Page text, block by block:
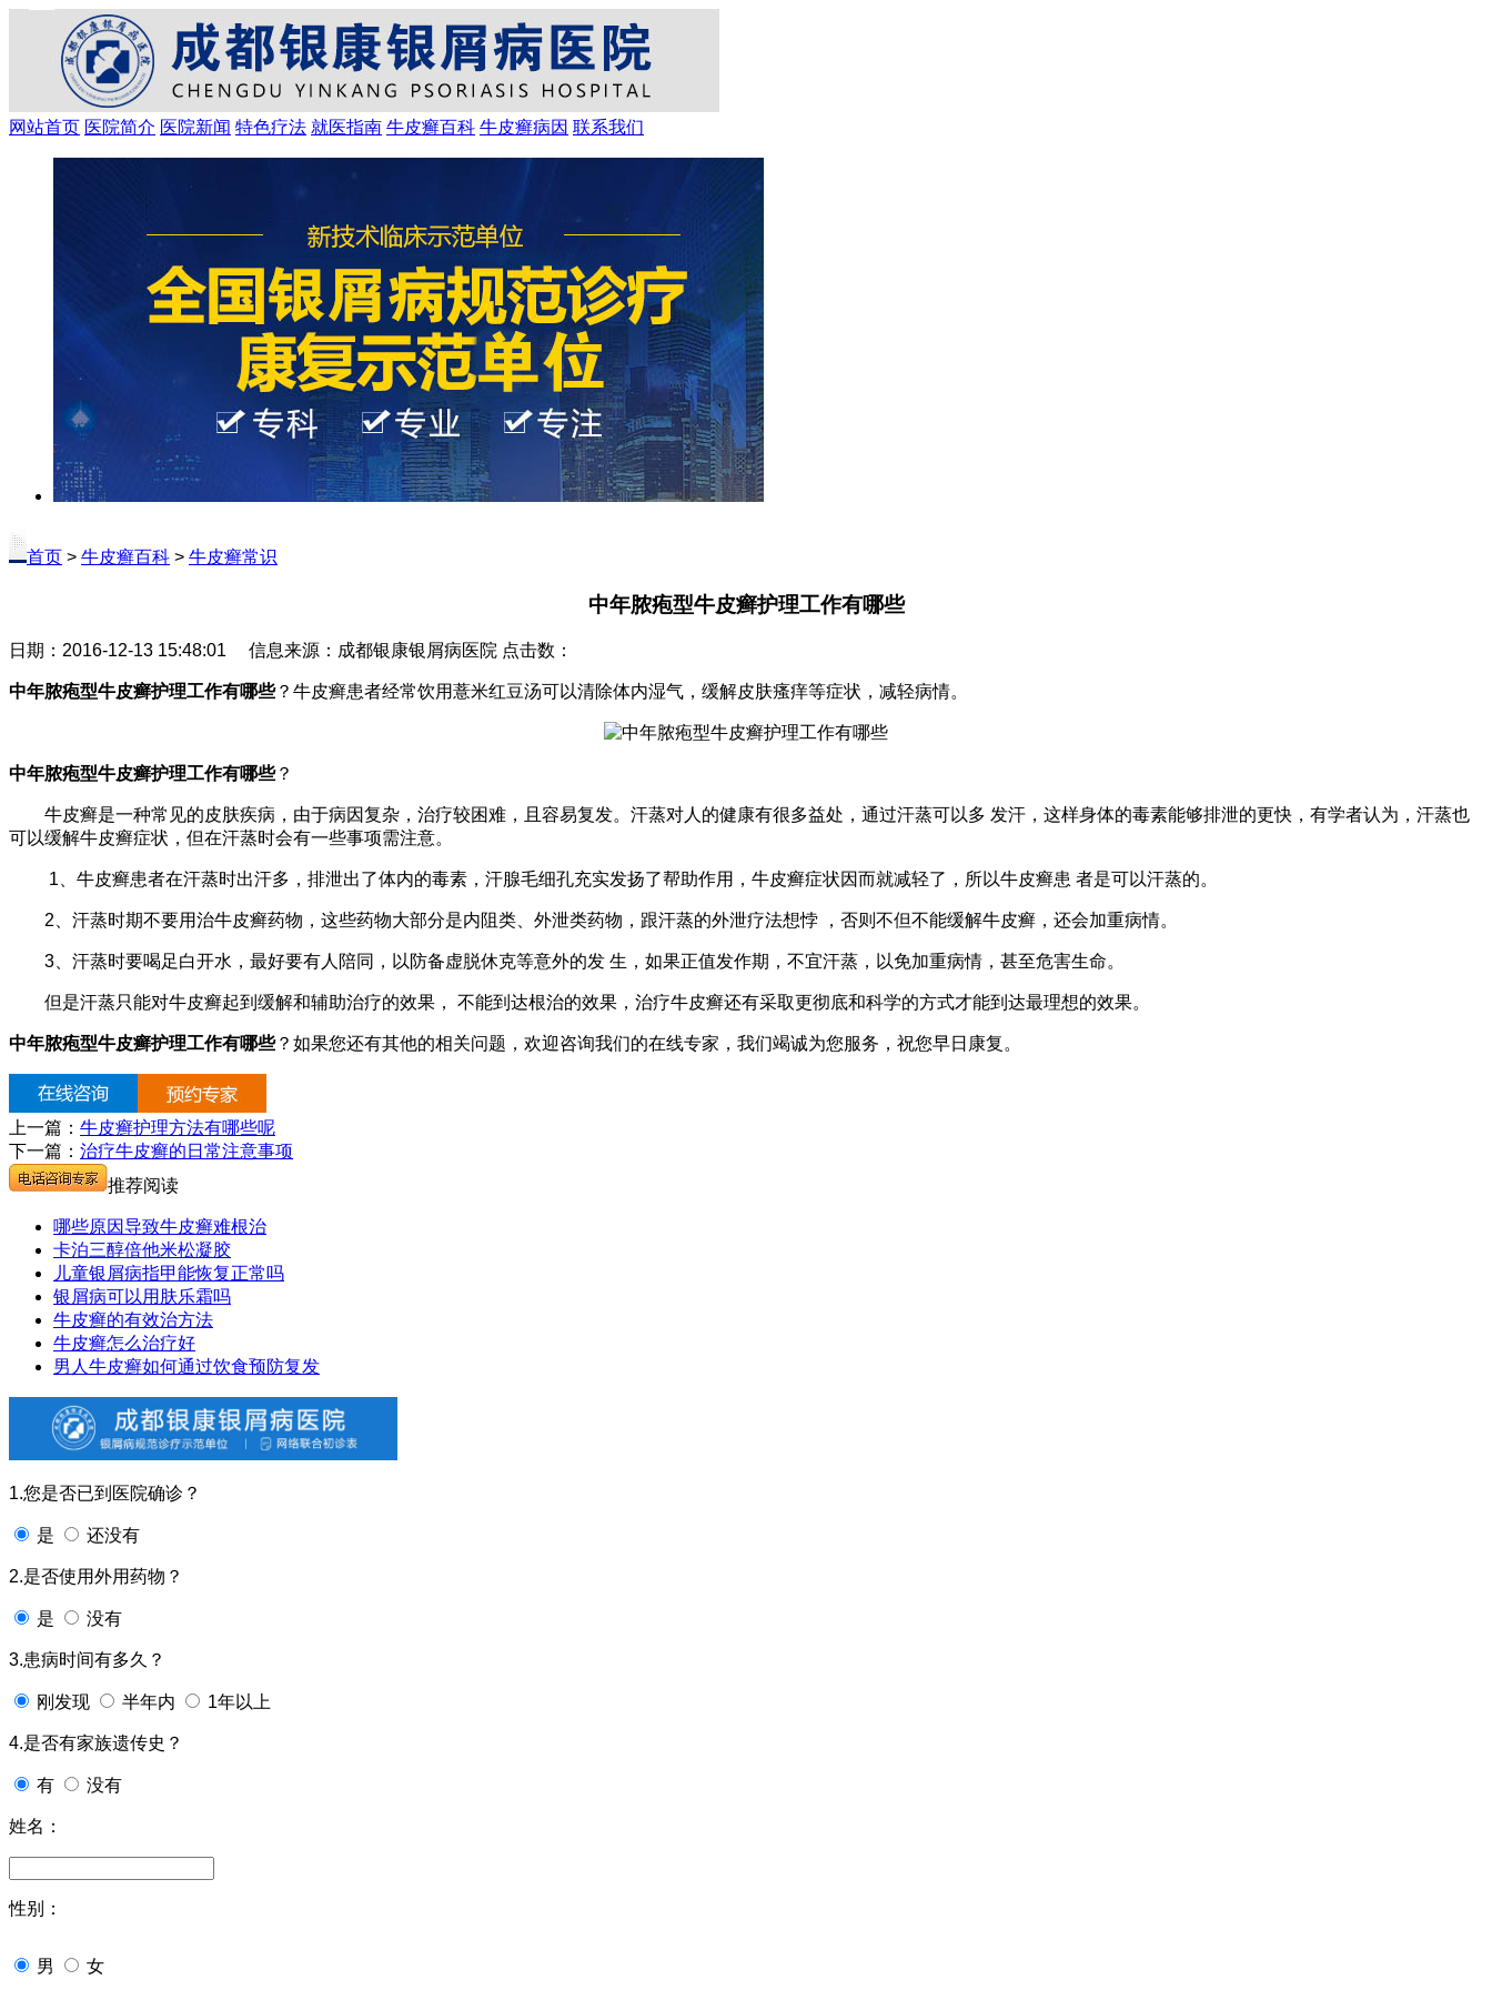
网站首页 医院简介 医院新闻 特色疗法 就医指南 牛皮癣百科 牛皮癣病因 联系我们
首页 > 牛皮癣百科 > 牛皮癣常识
中年脓疱型牛皮癣护理工作有哪些
日期：2016-12-13 15:48:01 信息来源：成都银康银屑病医院 点击数：
中年脓疱型牛皮癣护理工作有哪些？牛皮癣患者经常饮用薏米红豆汤可以清除体内湿气，缓解皮肤瘙痒等症状，减轻病情。
中年脓疱型牛皮癣护理工作有哪些？
牛皮癣是一种常见的皮肤疾病，由于病因复杂，治疗较困难，且容易复发。汗蒸对人的健康有很多益处，通过汗蒸可以多 发汗，这样身体的毒素能够排泄的更快，有学者认为，汗蒸也
可以缓解牛皮癣症状，但在汗蒸时会有一些事项需注意。
1、牛皮癣患者在汗蒸时出汗多，排泄出了体内的毒素，汗腺毛细孔充实发扬了帮助作用，牛皮癣症状因而就减轻了，所以牛皮癣患 者是可以汗蒸的。
2、汗蒸时期不要用治牛皮癣药物，这些药物大部分是内阻类、外泄类药物，跟汗蒸的外泄疗法想悖 ，否则不但不能缓解牛皮癣，还会加重病情。
3、汗蒸时要喝足白开水，最好要有人陪同，以防备虚脱休克等意外的发 生，如果正值发作期，不宜汗蒸，以免加重病情，甚至危害生命。
但是汗蒸只能对牛皮癣起到缓解和辅助治疗的效果， 不能到达根治的效果，治疗牛皮癣还有采取更彻底和科学的方式才能到达最理想的效果。
中年脓疱型牛皮癣护理工作有哪些？如果您还有其他的相关问题，欢迎咨询我们的在线专家，我们竭诚为您服务，祝您早日康复。
上一篇： 牛皮癣护理方法有哪些呢
下一篇： 治疗牛皮癣的日常注意事项
推荐阅读
哪些原因导致牛皮癣难根治
卡泊三醇倍他米松凝胶
儿童银屑病指甲能恢复正常吗
银屑病可以用肤乐霜吗
牛皮癣的有效治方法
牛皮癣怎么治疗好
男人牛皮癣如何通过饮食预防复发
1.您是否已到医院确诊？
是 还没有
2.是否使用外用药物？
是 没有
3.患病时间有多久？
刚发现 半年内 1年以上
4.是否有家族遗传史？
有 没有
姓名：
性别：
男 女